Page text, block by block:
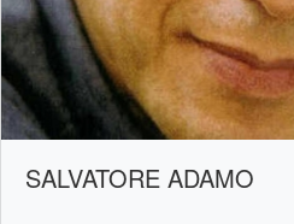
SALVATORE ADAMO